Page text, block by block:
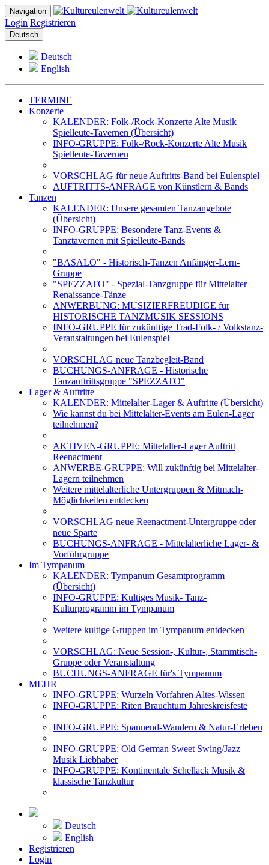
Navigation
Login Registrieren
Deutsch
Deutsch
English
TERMINE
Konzerte
KALENDER: Folk-/Rock-Konzerte Alte Musik
Spielleute-Tavernen (Übersicht)
INFO-GRUPPE: Folk-/Rock-Konzerte Alte Musik
Spielleute-Tavernen
VORSCHLAG für neue Auftritts-Band bei Eulenspiel
AUFTRITTS-ANFRAGE von Künstlern & Bands
Tanzen
KALENDER: Unsere gesamten Tanzangebote
(Übersicht)
INFO-GRUPPE: Besondere Tanz-Events &
Tanztavernen mit Spielleute-Bands
"BASALO" - Historisch-Tanzen Anfänger-Lern-
Gruppe
"SPEZZATO" - Spezial-Tanzgruppe für Mittelalter
Renaissance-Tänze
ANWERBUNG: MUSIZIERFREUDIGE für
HISTORISCHE TANZMUSIK SESSIONS
INFO-GRUPPE für zukünftige Trad-Folk- / Volkstanz-
Veranstaltungen bei Eulenspiel
VORSCHLAG neue Tanzbegleit-Band
BUCHUNGS-ANFRAGE - Historische
Tanzauftrittsgruppe "SPEZZATO"
Lager & Auftritte
KALENDER: Mittelalter-Lager & Auftritte (Übersicht)
Wie kannst du bei Mittelalter-Events am Eulen-Lager
teilnehmen?
AKTIVEN-GRUPPE: Mittelalter-Lager Auftritt
Reenactment
ANWERBE-GRUPPE: Will zukünftig bei Mittelalter-
Lagern teilnehmen
Weitere mittelalterliche Untergruppen & Mitmach-
Möglichkeiten entdecken
VORSCHLAG neue Reenactment-Untergruppe oder
neue Sparte
BUCHUNGS-ANFRAGE - Mittelalterliche Lager- &
Vorführgruppe
Im Tympanum
KALENDER: Tympanum Gesamtprogramm
(Übersicht)
INFO-GRUPPE: Kultiges Musik- Tanz-
Kulturprogramm im Tympanum
Weitere kultige Gruppen im Tympanum entdecken
VORSCHLAG: Neue Session-, Kultur-, Stammtisch-
Gruppe oder Veranstaltung
BUCHUNGS-ANFRAGE für's Tympanum
MEHR
INFO-GRUPPE: Wurzeln Vorfahren Altes-Wissen
INFO-GRUPPE: Riten Brauchtum Jahreskreisfeste
INFO-GRUPPE: Spannend-Wandern & Natur-Erleben
INFO-GRUPPE: Old German Sweet Swing/Jazz
Musik Liebhaber
INFO-GRUPPE: Kontinentale Schellack Musik &
klassische Tanzkultur
Deutsch
English
Registrieren
Login